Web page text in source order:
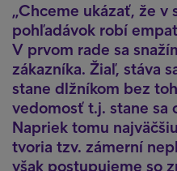
Chceme ukázať, že v
pohľadávok robí
V prvom rade sa
zákazníka. Žiaľ, stáva
stane dlžníkom bez
vedomosť t.j. stane sa
Napriek tomu
tvoria tzv. zámerní
však postupujeme so